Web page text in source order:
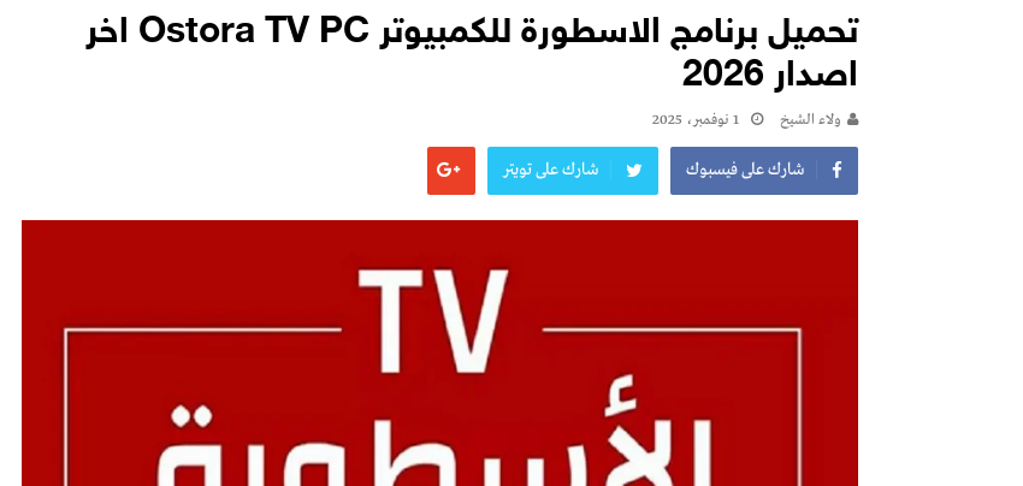
تحميل برنامج الاسطورة للكمبيوتر Ostora TV PC اخر
اصدار 2026
ولاء الشيخ 1 نوفمبر، 2025
شارك على فيسبوك شارك على تويتر